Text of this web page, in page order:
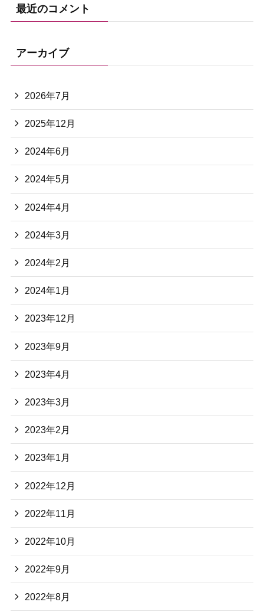
最近のコメント
アーカイブ
2026年7月
2025年12月
2024年6月
2024年5月
2024年4月
2024年3月
2024年2月
2024年1月
2023年12月
2023年9月
2023年4月
2023年3月
2023年2月
2023年1月
2022年12月
2022年11月
2022年10月
2022年9月
2022年8月